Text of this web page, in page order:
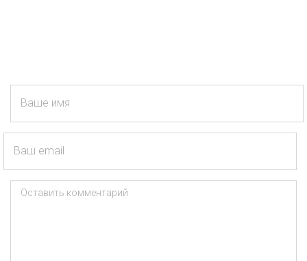
Ваше имя
Ваш email
Оставить комментарий